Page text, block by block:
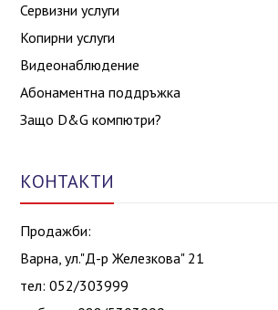
Сервизни услуги
Копирни услуги
Видеонаблюдение
Абонаментна поддръжка
Защо D&G компютри?
КОНТАКТИ
Продажби:
Варна, ул."Д-р Железкова" 21
тел: 052/303999